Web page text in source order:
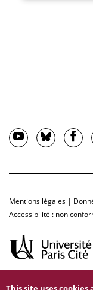
Mentions légales |
Accessibilité : non